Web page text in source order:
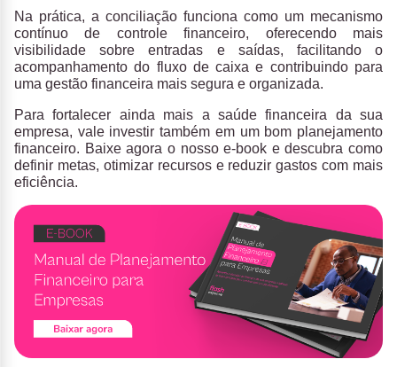
Na prática, a conciliação funciona como um mecanismo
contínuo de controle financeiro, oferecendo mais
visibilidade sobre entradas e saídas, facilitando o
acompanhamento do fluxo de caixa e contribuindo para
uma gestão financeira mais segura e organizada.
Para fortalecer ainda mais a saúde financeira da sua
empresa, vale investir também em um bom planejamento
financeiro. Baixe agora o nosso e-book e descubra como
definir metas, otimizar recursos e reduzir gastos com mais
eficiência.